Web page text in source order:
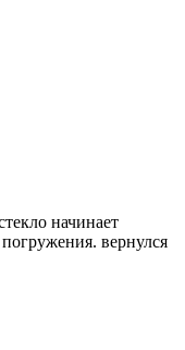
начинает
погружения. вернулся